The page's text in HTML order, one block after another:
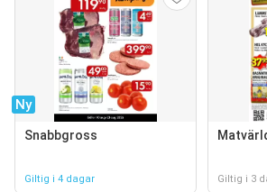
Ny
Snabbgross
Giltig i 4 dagar Giltig i 3